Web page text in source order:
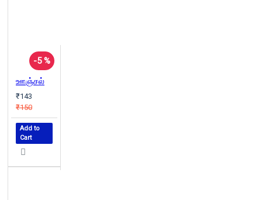
-5 %
ஊஞ்சல்
₹143
₹150
Add to
Cart